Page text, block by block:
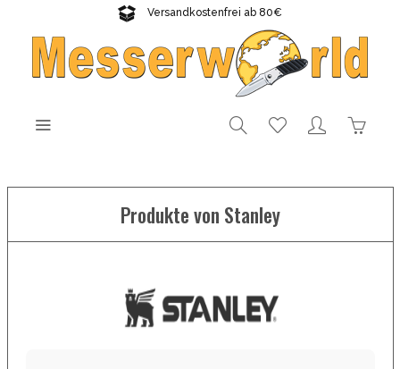
Versandkostenfrei ab 80€
Gratisversand sichern!
Produkte von Stanley